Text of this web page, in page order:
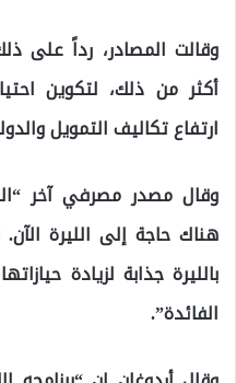
وقالت المصادر، رداً على
أكثر من ذلك، لتكوين
ارتفاع تكاليف التمويل
وقال مصدر مصرفي آخر
هناك حاجة إلى الليرة
بالليرة جذابة لزيادة
الفائدة”.